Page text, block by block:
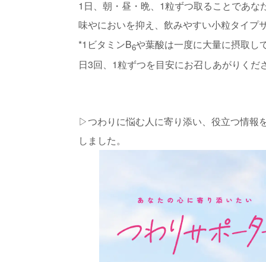
1日、朝・昼・晩、1粒ずつ取ることであな
味やにおいを抑え、飲みやすい小粒タイプ
*1 ビタミンB6や葉酸は一度に大量に摂取し
日3回、1粒ずつを目安にお召しあがりくだ
▷つわりに悩む人に寄り添い、役立つ情報
しました。